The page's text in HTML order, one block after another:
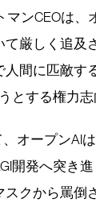
ンCEOは、
て厳しく追及
間に匹敵す
とする権力
オープンAI
開発へ突き
スクから罵